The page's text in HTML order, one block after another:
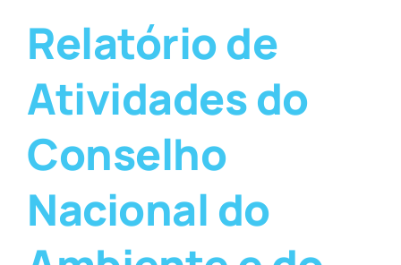
Relatório de
Atividades do
Conselho
Nacional do